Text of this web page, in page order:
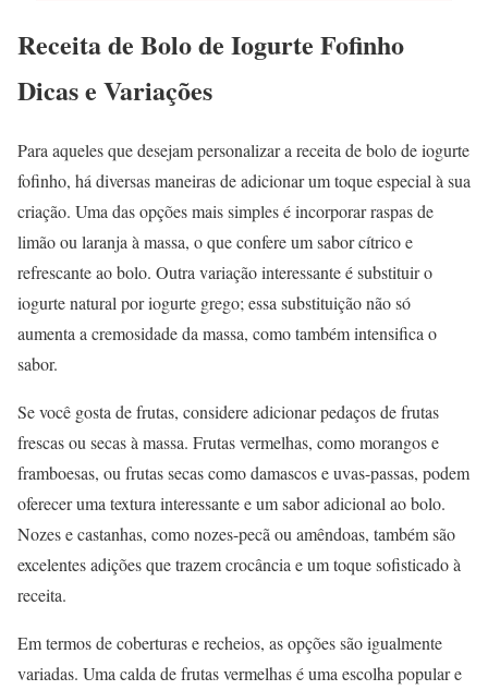
Receita de Bolo de Iogurte Fofinho
Dicas e Variações
Para aqueles que desejam personalizar a receita de bolo de iogurte
fofinho, há diversas maneiras de adicionar um toque especial à sua
criação. Uma das opções mais simples é incorporar raspas de
limão ou laranja à massa, o que confere um sabor cítrico e
refrescante ao bolo. Outra variação interessante é substituir o
iogurte natural por iogurte grego; essa substituição não só
aumenta a cremosidade da massa, como também intensifica o
sabor.
Se você gosta de frutas, considere adicionar pedaços de frutas
frescas ou secas à massa. Frutas vermelhas, como morangos e
framboesas, ou frutas secas como damascos e uvas-passas, podem
oferecer uma textura interessante e um sabor adicional ao bolo.
Nozes e castanhas, como nozes-pecã ou amêndoas, também são
excelentes adições que trazem crocância e um toque sofisticado à
receita.
Em termos de coberturas e recheios, as opções são igualmente
variadas. Uma calda de frutas vermelhas é uma escolha popular e